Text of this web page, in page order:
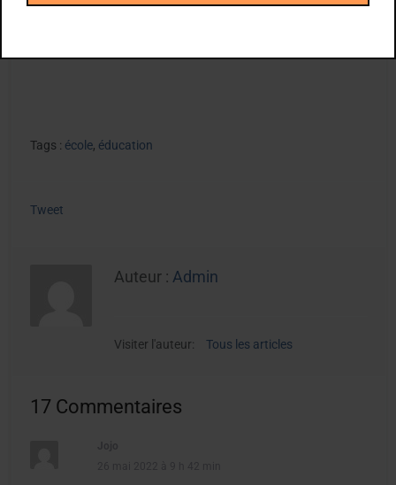
Tags : école, éducation
Tweet
Auteur : Admin
Visiter l'auteur: Tous les articles
17 Commentaires